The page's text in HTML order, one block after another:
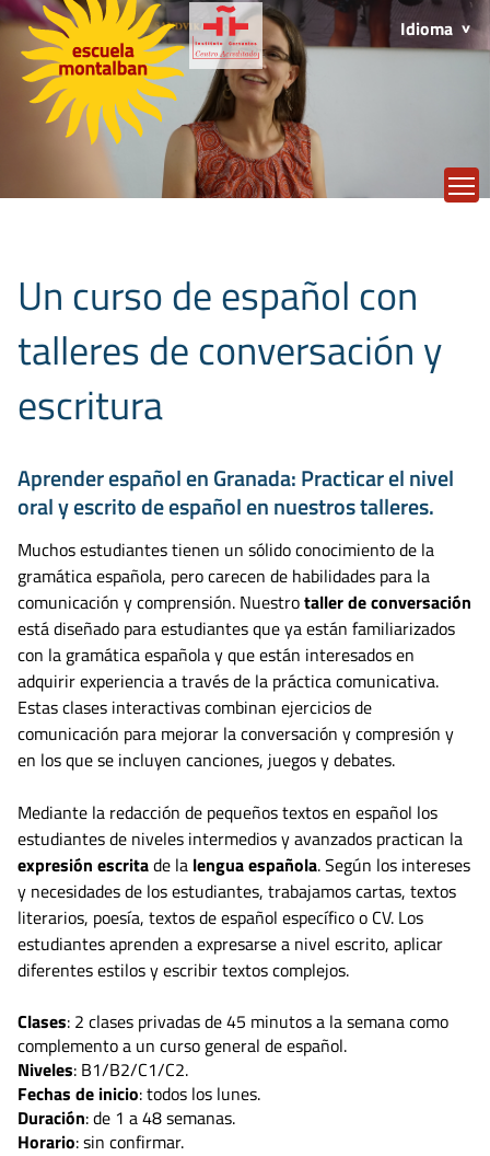
Idioma
Un curso de español con
talleres de conversación y
escritura
Aprender español en Granada: Practicar el nivel
oral y escrito de español en nuestros talleres.
Muchos estudiantes tienen un sólido conocimiento de la
gramática española, pero carecen de habilidades para la
comunicación y comprensión. Nuestrotaller de conversación
está diseñado para estudiantes que ya están familiarizados
con la gramática española y que están interesados en
adquirir experiencia a través de la práctica comunicativa.
Estas clases interactivas combinan ejercicios de
comunicación para mejorar la conversación y compresión y
en los que se incluyen canciones, juegos y debates.
Mediante la redacción de pequeños textos en español los
estudiantes de niveles intermedios y avanzados practican la
expresión escritade la lengua española. Según los intereses
y necesidades de los estudiantes, trabajamos cartas, textos
literarios, poesía, textos de español específico o CV. Los
estudiantes aprenden a expresarse a nivel escrito, aplicar
diferentes estilos y escribir textos complejos.
Clases: 2 clases privadas de 45 minutos a la semana como
complemento a un curso general de español.
Niveles: B1/B2/C1/C2.
Fechas de inicio: todos los lunes.
Duración: de 1 a 48 semanas.
Horario: sin confirmar.